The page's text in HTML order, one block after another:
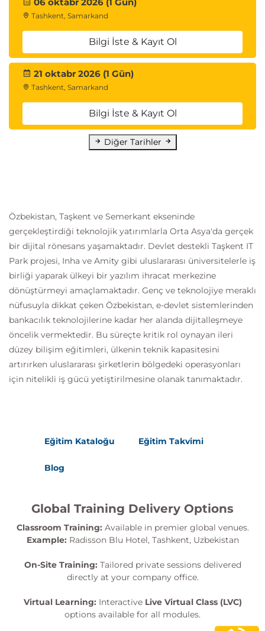
Tashkent, Samarkand
Bilgi İste & Kayıt Ol
21 oktabr 2026 (1 Gün)
Tashkent, Samarkand
Bilgi İste & Kayıt Ol
Diğer Tarihler
Özbekistan, Taşkent ve Semerkant ekseninde
gerçekleştirdiği teknolojik yatırımlarla Orta Asya'da gerçek
bir dijital rönesans yaşamaktadır. Devlet destekli Taşkent IT
Park projesi, Inha ve Amity gibi uluslararası üniversitelerle iş
birliği yaparak ülkeyi bir yazılım ihracat merkezine
dönüştürmeyi amaçlamaktadır. Genç ve teknolojiye meraklı
nüfusuyla dikkat çeken Özbekistan, e-devlet sistemlerinden
bankacılık teknolojilerine kadar her alanda dijitalleşmeye
öncelik vermektedir. Bu süreçte kritik rol oynayan ileri
düzey bilişim eğitimleri, ülkenin teknik kapasitesini
artırırken uluslararası şirketlerin bölgedeki operasyonları
için nitelikli iş gücü yetiştirilmesine olanak tanımaktadır.
Eğitim Kataloğu Eğitim Takvimi
Blog
Global Training Delivery Options
Classroom Training: Available in premier global venues.
Example: Radisson Blu Hotel, Tashkent, Uzbekistan
On-Site Training: Tailored private sessions delivered
directly at your company office.
Virtual Learning: Interactive Live Virtual Class (LVC)
options available for all modules.